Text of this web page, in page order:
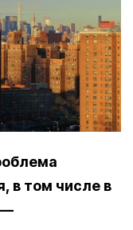
в том числе в
—